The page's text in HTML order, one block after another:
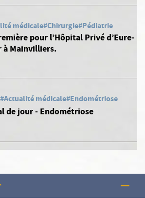
médicale#Chirurgie#Pédiatrie
pour l’Hôpital Privé d’Eure-
à Mainvilliers.
#Actualité médicale#Endométriose
de jour - Endométriose